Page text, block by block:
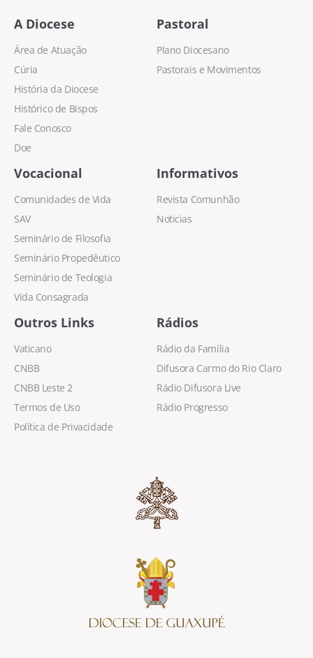
A Diocese
Área de Atuação
Cúria
História da Diocese
Histórico de Bispos
Fale Conosco
Doe
Pastoral
Plano Diocesano
Pastorais e Movimentos
Vocacional
Comunidades de Vida
SAV
Seminário de Filosofia
Seminário Propedêutico
Seminário de Teologia
Vida Consagrada
Informativos
Revista Comunhão
Noticias
Outros Links
Vaticano
CNBB
CNBB Leste 2
Termos de Uso
Política de Privacidade
Rádios
Rádio da Família
Difusora Carmo do Rio Claro
Rádio Difusora Live
Rádio Progresso